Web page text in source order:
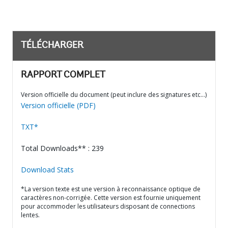
TÉLÉCHARGER
RAPPORT COMPLET
Version officielle du document (peut inclure des signatures etc…)
Version officielle (PDF)
TXT*
Total Downloads** : 239
Download Stats
*La version texte est une version à reconnaissance optique de
caractères non-corrigée. Cette version est fournie uniquement
pour accommoder les utilisateurs disposant de connections
lentes.